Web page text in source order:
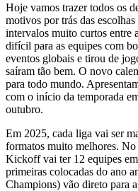
Hoje vamos trazer todos os
motivos por trás das
intervalos muito curtos entre
difícil para as equipes com
eventos globais e tirou de
saíram tão bem. O novo
para todo mundo.
com o início da temporada
outubro.
Em 2025, cada liga vai ser
formatos muito melhores.
Kickoff vai ter 12 equipes
primeiras colocadas do ano
Champions) vão direto para